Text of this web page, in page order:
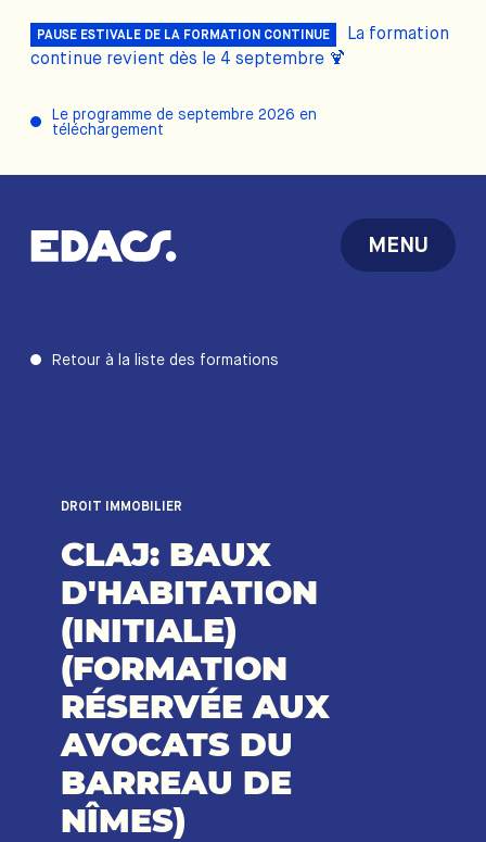
PAUSE ESTIVALE DE LA FORMATION CONTINUE
La formation
continue revient dès le 4 septembre 🍹
Le programme de septembre 2026 en
téléchargement
MENU
Retour à la liste des formations
DROIT IMMOBILIER
CLAJ: BAUX
D'HABITATION
(INITIALE)
(FORMATION
RÉSERVÉE AUX
AVOCATS DU
BARREAU DE
NÎMES)